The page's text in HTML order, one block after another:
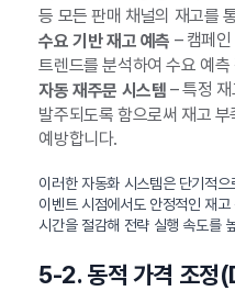
등 모든 판매 채널의 재고를
수요 기반 재고 예측 – 캠페
트렌드를 분석하여 수요 예
자동 재주문 시스템 – 특정
발주되도록 함으로써 재고
예방합니다.
이러한 자동화 시스템은 단기적
이벤트 시점에서도 안정적인 재
시간을 절감해 전략 실행 속도를
5-2. 동적 가격 조